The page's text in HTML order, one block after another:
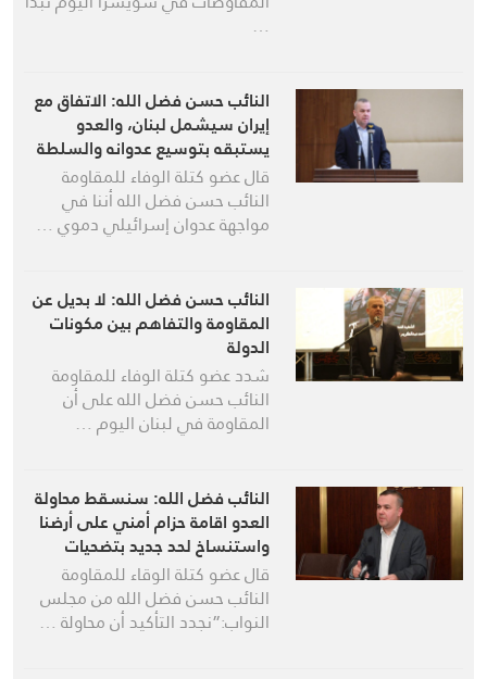
…
النائب حسن فضل الله: الاتفاق مع
إيران سيشمل لبنان، والعدو
يستبقه بتوسيع عدوانه والسلطة
غائبة
قال عضو كتلة الوفاء للمقاومة
النائب حسن فضل الله أننا في
مواجهة عدوان إسرائيلي دموي …
النائب حسن فضل الله: لا بديل عن
المقاومة والتفاهم بين مكونات
الدولة
شدد عضو كتلة الوفاء للمقاومة
النائب حسن فضل الله على أن
المقاومة في لبنان اليوم …
النائب فضل الله: سنسقط محاولة
العدو اقامة حزام أمني على أرضنا
واستنساخ لحد جديد بتضحيات
المقاومة وصمود شعبنا
قال عضو كتلة الوقاء للمقاومة
النائب حسن فضل الله من مجلس
النواب:”نجدد التأكيد أن محاولة …